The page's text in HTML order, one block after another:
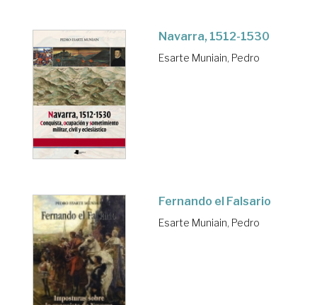
Navarra, 1512-1530
Esarte Muniain, Pedro
Fernando el Falsario
Esarte Muniain, Pedro